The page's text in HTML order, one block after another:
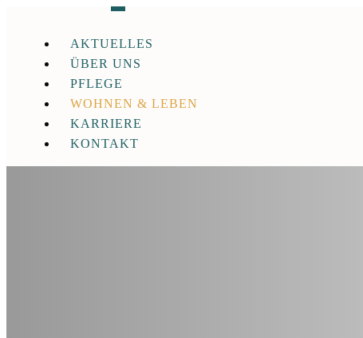
AKTUELLES
ÜBER UNS
PFLEGE
WOHNEN & LEBEN
KARRIERE
KONTAKT